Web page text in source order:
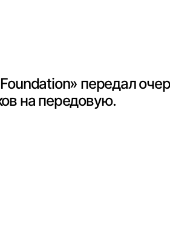
передал
на передовую.